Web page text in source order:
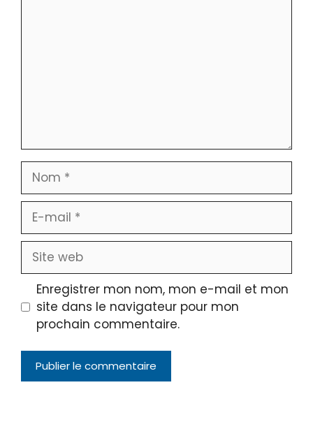
Nom
mail
Site
web
Enregistrer mon nom, mon e-mail et mon
site dans le navigateur pour mon
prochain commentaire.